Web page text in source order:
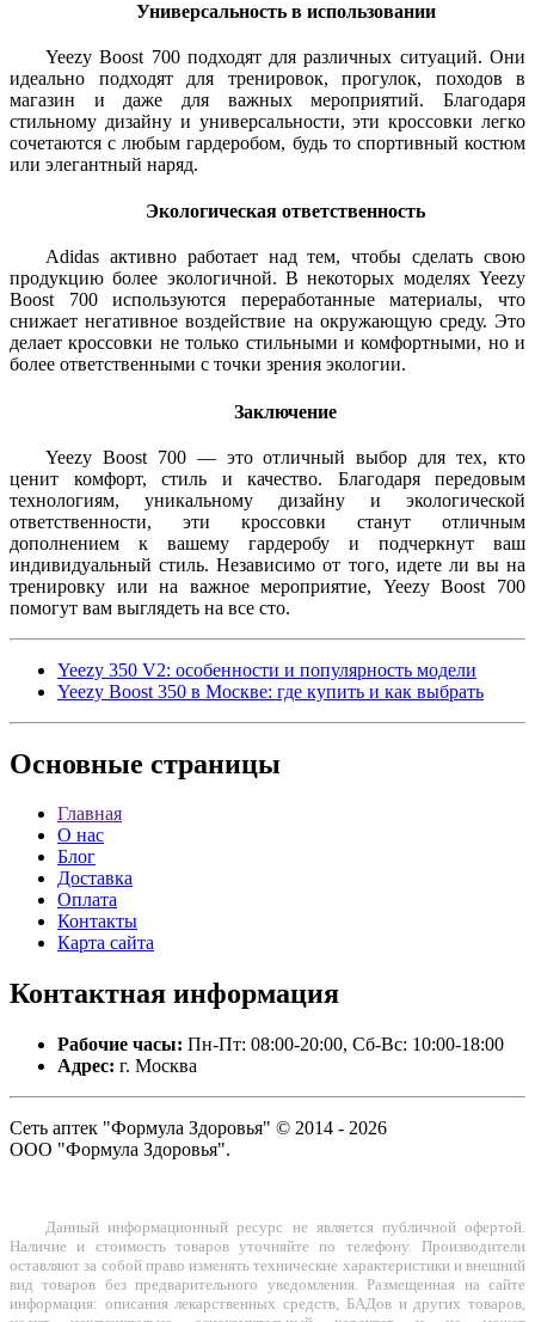
Универсальность в использовании
Yeezy Boost 700 подходят для различных ситуаций. Они
идеально подходят для тренировок, прогулок, походов в
магазин и даже для важных мероприятий. Благодаря
стильному дизайну и универсальности, эти кроссовки легко
сочетаются с любым гардеробом, будь то спортивный костюм
или элегантный наряд.
Экологическая ответственность
Adidas активно работает над тем, чтобы сделать свою
продукцию более экологичной. В некоторых моделях Yeezy
Boost 700 используются переработанные материалы, что
снижает негативное воздействие на окружающую среду. Это
делает кроссовки не только стильными и комфортными, но и
более ответственными с точки зрения экологии.
Заключение
Yeezy Boost 700 — это отличный выбор для тех, кто
ценит комфорт, стиль и качество. Благодаря передовым
технологиям, уникальному дизайну и экологической
ответственности, эти кроссовки станут отличным
дополнением к вашему гардеробу и подчеркнут ваш
индивидуальный стиль. Независимо от того, идете ли вы на
тренировку или на важное мероприятие, Yeezy Boost 700
помогут вам выглядеть на все сто.
Yeezy 350 V2: особенности и популярность модели
Yeezy Boost 350 в Москве: где купить и как выбрать
Основные страницы
Главная
О нас
Блог
Доставка
Оплата
Контакты
Карта сайта
Контактная информация
Рабочие часы: Пн-Пт: 08:00-20:00, Сб-Вс: 10:00-18:00
Адрес: г. Москва
Сеть аптек "Формула Здоровья" © 2014 - 2026
ООО "Формула Здоровья".
Данный информационный ресурс не является публичной офертой.
Наличие и стоимость товаров уточняйте по телефону. Производители
оставляют за собой право изменять технические характеристики и внешний
вид товаров без предварительного уведомления. Размещенная на сайте
информация: описания лекарственных средств, БАДов и других товаров,